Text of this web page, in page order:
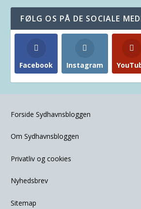
FØLG OS PÅ DE SOCIALE
Facebook Instagram
Forside Sydhavnsbloggen
Om Sydhavnsbloggen
Privatliv og cookies
Nyhedsbrev
Sitemap